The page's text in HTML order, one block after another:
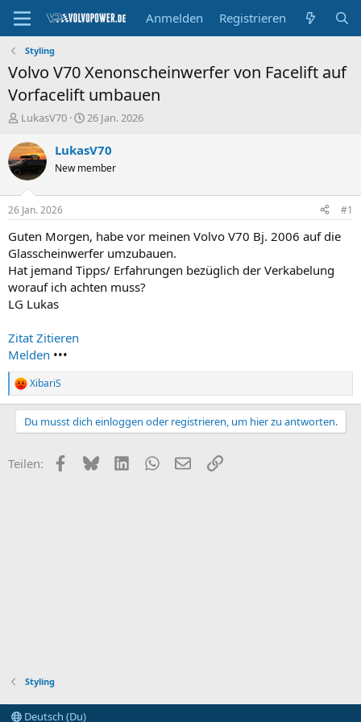
Anmelden Registrieren
Styling
Volvo V70 Xenonscheinwerfer von Facelift auf
Vorfacelift umbauen
E
s
t
e
e
r
LukasV70
E
s
e
t
a
m
26 Jan. 2026
LukasV70
New member
26 Jan. 2026 #1
Guten Morgen, habe vor meinen Volvo V70 Bj. 2006 auf die
Glasscheinwerfer umzubauen.
Hat jemand Tipps/ Erfahrungen bezüglich der Verkabelung
worauf ich achten muss?
LG Lukas
Zitat Zitieren
Melden •••
R
e
a
o
XibariS
Du musst dich einloggen oder registrieren, um hier zu antworten.
Teilen: Facebook
BlueskyLinkedInWhatsApp
E-MailLink
Styling
Deutsch (Du)